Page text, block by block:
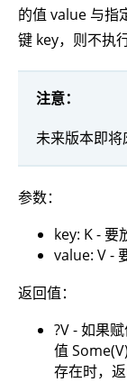
的值 value 与指
键 key，则不执
注意：
未来版本即将
参数：
key: K - 要
value: V -
返回值：
?V - 如果
值
存在时，